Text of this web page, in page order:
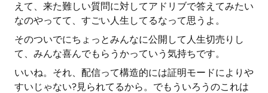
えて、来た難しい質問に対してアドリブで答えてみたい
なのやってて、すごい人生してるなって思うよ。
そのついでにちょっとみんなに公開して人生切売りし
て、みんな喜んでもらうかっていう気持ちです。
いいね。それ、配信って構造的には証明モードによりや
すいじゃない?見られてるから。でもういろうのこれは